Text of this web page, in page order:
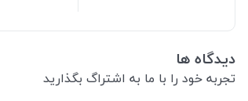
دیدگاه ها
تجربه خود را با ما به اشتراگ بگذارید